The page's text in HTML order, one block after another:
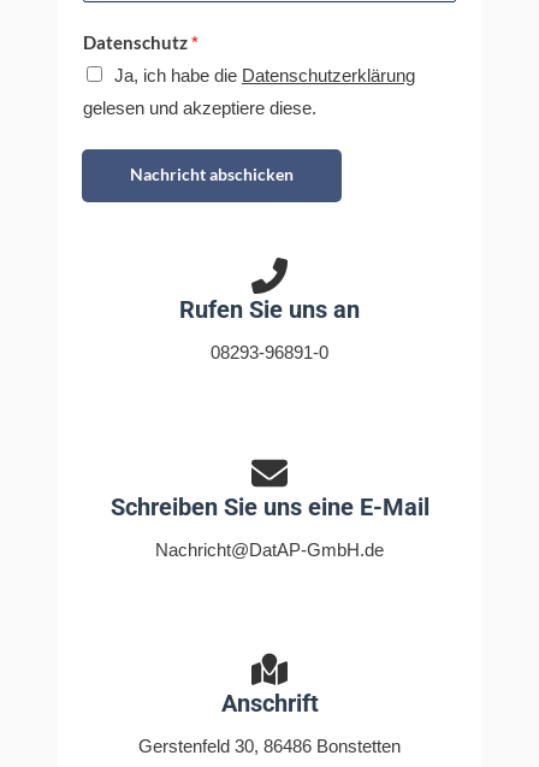
Datenschutz*
Ja, ich habe die Datenschutzerklärung
gelesen und akzeptiere diese.
Nachricht abschicken
Rufen Sie uns an
08293-96891-0
Schreiben Sie uns eine E-Mail
Nachricht@DatAP-GmbH.de
Anschrift
Gerstenfeld 30, 86486 Bonstetten